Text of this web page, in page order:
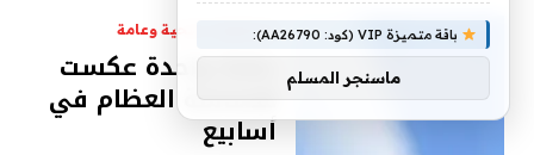
استشارات صحية وعامة
حقنة واحدة عكست
هشاشة العظام في
أسابيع
باقة متميزة VIP (كود: AA26790):
ماسنجر المسلم